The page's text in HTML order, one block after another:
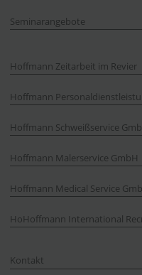
Seminarangebote
Hoffmann Zeitarbeit im Revier
Hoffmann
Hoffmann Schweißservice
Hoffmann Malerservice GmbH
Hoffmann Medical Service
HoHoffmann International
Kontakt